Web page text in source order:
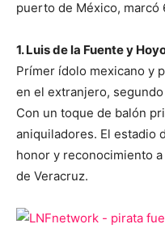
puerto de México, marcó
1. Luis de la Fuente y
Prímer ídolo mexicano y
en el extranjero,
Con un toque de balón
aniquiladores. El estadio
honor y reconocimiento
de Veracruz.